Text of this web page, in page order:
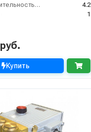
Производительность (л/мин)
4.2
1
Купить